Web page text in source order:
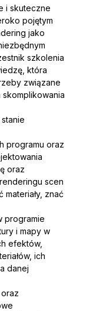
i skuteczne
pojętym
jako
szkolenia
która
związane
programu oraz
oraz
scen
znać
programie
i mapy w
efektów,
ich
danej